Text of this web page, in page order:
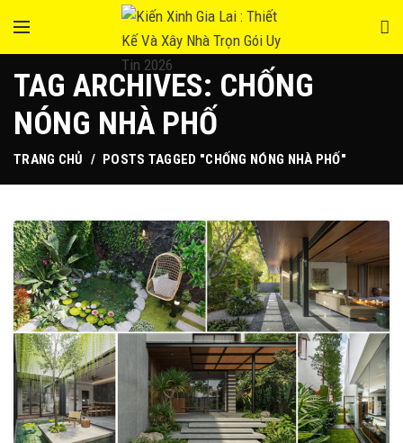
TAG ARCHIVES: CHỐNG
NÓNG NHÀ PHỐ
TRANG CHỦ POSTS TAGGED "CHỐNG NÓNG NHÀ PHỐ"